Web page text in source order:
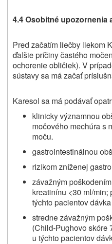
4.4 Osobitné upozornenia
Pred začatím liečby liekom
ďalšie príčiny častého
ochorenie obličiek). V
sústavy sa má začať
Karesol sa má podávať
klinicky významnou
močového mechúra s
moču.
gastrointestinálnou
rizikom zníženej
závažným
kreatinínu <30 ml/min;
týchto pacientov
stredne závažným
(Child-Pughovo skóre
u týchto pacientov